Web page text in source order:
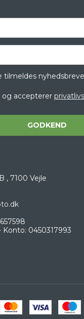
tilmeldes
accepterer
GODKEND
, 7100 Vejle
Konto: 0450317993